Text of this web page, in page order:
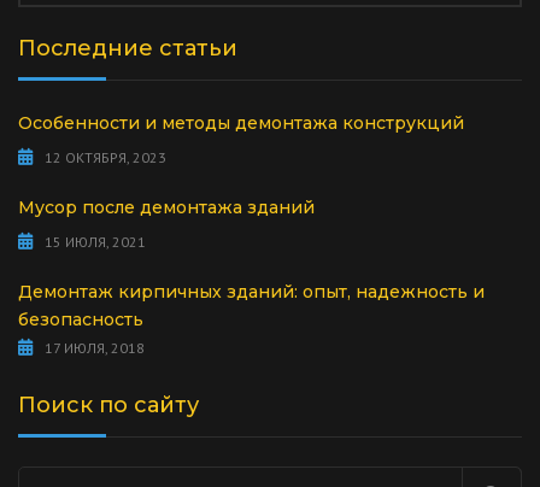
Последние статьи
Особенности и методы демонтажа конструкций
12 ОКТЯБРЯ, 2023
Мусор после демонтажа зданий
15 ИЮЛЯ, 2021
Демонтаж кирпичных зданий: опыт, надежность и
безопасность
17 ИЮЛЯ, 2018
Поиск по сайту